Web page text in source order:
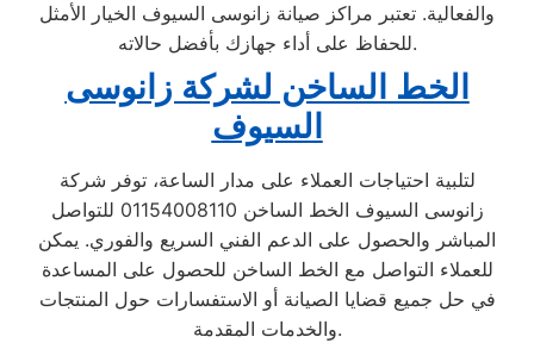
والفعالية. تعتبر مراكز صيانة زانوسى السيوف الخيار الأمثل
للحفاظ على أداء جهازك بأفضل حالاته.
الخط الساخن لشركة زانوسى
السيوف
لتلبية احتياجات العملاء على مدار الساعة، توفر شركة
زانوسى السيوف الخط الساخن 01154008110 للتواصل
المباشر والحصول على الدعم الفني السريع والفوري. يمكن
للعملاء التواصل مع الخط الساخن للحصول على المساعدة
في حل جميع قضايا الصيانة أو الاستفسارات حول المنتجات
والخدمات المقدمة.